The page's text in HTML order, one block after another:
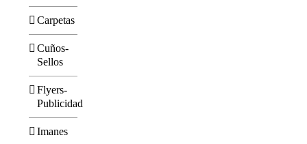
Carpetas
Cuños-
Sellos
Flyers-
Publicidad
Imanes